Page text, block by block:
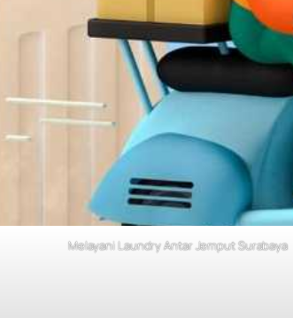
Melayani Laundry Antar Jemput Surabaya